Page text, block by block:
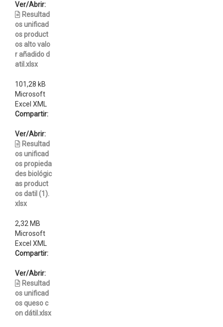
Ver/Abrir:
Resultad
os unificad
os product
os alto valo
r añadido d
atil.xlsx
101,28 kB
Microsoft
Excel XML
Compartir:
Ver/Abrir:
Resultad
os unificad
os propieda
des biológic
as product
os datil (1).
xlsx
2,32 MB
Microsoft
Excel XML
Compartir:
Ver/Abrir:
Resultad
os unificad
os queso c
on dátil.xlsx